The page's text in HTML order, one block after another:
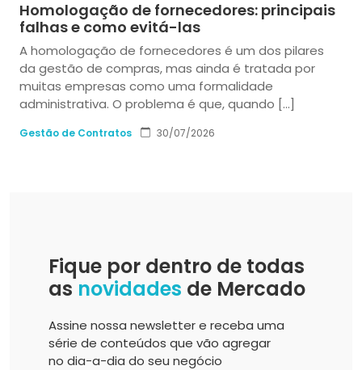
Homologação de fornecedores: principais
falhas e como evitá-las
A homologação de fornecedores é um dos pilares
da gestão de compras, mas ainda é tratada por
muitas empresas como uma formalidade
administrativa. O problema é que, quando […]
Gestão de Contratos 30/07/2026
Fique por dentro de todas
as novidades de Mercado
Assine nossa newsletter e receba uma
série de conteúdos que vão agregar
no dia-a-dia do seu negócio